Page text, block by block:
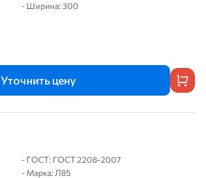
- Ширина: 300
Уточнить цену
- ГОСТ: ГОСТ 2208-2007
- Марка: Л85